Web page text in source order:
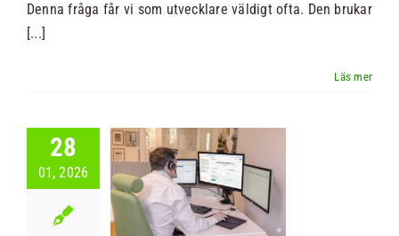
Denna fråga får vi som utvecklare väldigt ofta. Den brukar
[...]
28
01, 2026
kodning i